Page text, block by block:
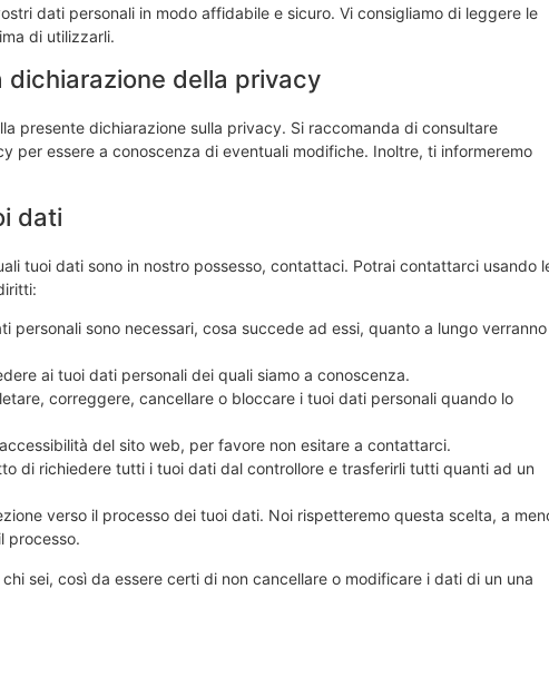
dati personali in modo affidabile e sicuro. Vi consigliamo di leggere le
di utilizzarli.
della privacy
presente dichiarazione sulla privacy. Si raccomanda di consultare
per essere a conoscenza di eventuali modifiche. Inoltre, ti informeremo
dati
tuoi dati sono in nostro possesso, contattaci. Potrai contattarci usando
personali sono necessari, cosa succede ad essi, quanto a lungo verranno
ai tuoi dati personali dei quali siamo a conoscenza.
correggere, cancellare o bloccare i tuoi dati personali quando lo
del sito web, per favore non esitare a contattarci.
di richiedere tutti i tuoi dati dal controllore e trasferirli tutti quanti ad un
verso il processo dei tuoi dati. Noi rispetteremo questa scelta, a
processo.
sei, così da essere certi di non cancellare o modificare i dati di un una